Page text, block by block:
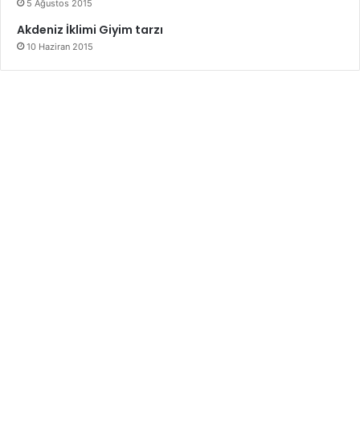
5 Ağustos 2015
Akdeniz İklimi Giyim tarzı
10 Haziran 2015